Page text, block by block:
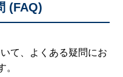
(FAQ)
て、よくある疑問にお
。